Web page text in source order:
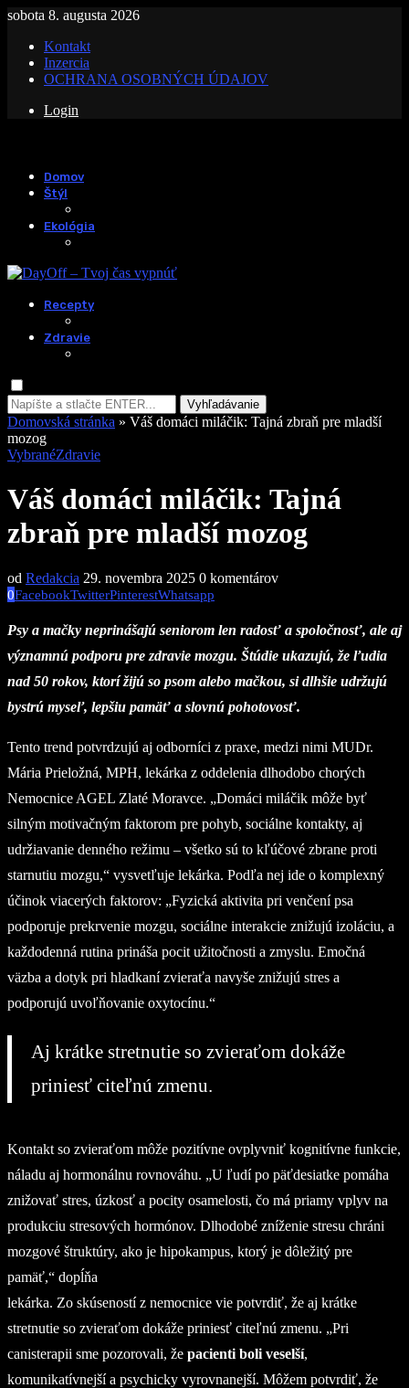
sobota 8. augusta 2026
Kontakt
Inzercia
OCHRANA OSOBNÝCH ÚDAJOV
Login
Domov
Štýl
Ekológia
Recepty
Zdravie
Vyhľadávanie
Domovská stránka » Váš domáci miláčik: Tajná zbraň pre mladší
mozog
VybranéZdravie
Váš domáci miláčik: Tajná
zbraň pre mladší mozog
od Redakcia 29. novembra 2025 0 komentárov
0FacebookTwitterPinterestWhatsapp
Psy a mačky neprinášajú seniorom len radosť a spoločnosť, ale aj
významnú podporu pre zdravie mozgu. Štúdie ukazujú, že ľudia
nad 50 rokov, ktorí žijú so psom alebo mačkou, si dlhšie udržujú
bystrú myseľ, lepšiu pamäť a slovnú pohotovosť.
Tento trend potvrdzujú aj odborníci z praxe, medzi nimi MUDr.
Mária Prieložná, MPH, lekárka z oddelenia dlhodobo chorých
Nemocnice AGEL Zlaté Moravce. „Domáci miláčik môže byť
silným motivačným faktorom pre pohyb, sociálne kontakty, aj
udržiavanie denného režimu – všetko sú to kľúčové zbrane proti
starnutiu mozgu,“ vysvetľuje lekárka. Podľa nej ide o komplexný
účinok viacerých faktorov: „Fyzická aktivita pri venčení psa
podporuje prekrvenie mozgu, sociálne interakcie znižujú izoláciu, a
každodenná rutina prináša pocit užitočnosti a zmyslu. Emočná
väzba a dotyk pri hladkaní zvieraťa navyše znižujú stres a
podporujú uvoľňovanie oxytocínu.“
Aj krátke stretnutie so zvieraťom dokáže
priniesť citeľnú zmenu.
Kontakt so zvieraťom môže pozitívne ovplyvniť kognitívne funkcie,
náladu aj hormonálnu rovnováhu. „U ľudí po päťdesiatke pomáha
znižovať stres, úzkosť a pocity osamelosti, čo má priamy vplyv na
produkciu stresových hormónov. Dlhodobé zníženie stresu chráni
mozgové štruktúry, ako je hipokampus, ktorý je dôležitý pre
pamäť,“ dopĺňa
lekárka. Zo skúseností z nemocnice vie potvrdiť, že aj krátke
stretnutie so zvieraťom dokáže priniesť citeľnú zmenu. „Pri
canisterapii sme pozorovali, že pacienti boli veselší,
komunikatívnejší a psychicky vyrovnanejší. Môžem potvrdiť, že